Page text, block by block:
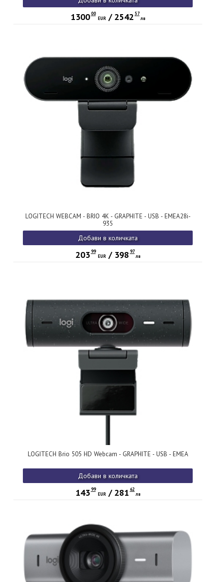
1300 00
EUR/ 2542 57
лв
LOGITECH WEBCAM - BRIO 4K - GRAPHITE - USB - EMEA28i-
935
Добави в количката
203 99
EUR/ 398 97
лв
LOGITECH Brio 505 HD Webcam - GRAPHITE - USB - EMEA
Добави в количката
143 99
EUR/ 281 62
лв